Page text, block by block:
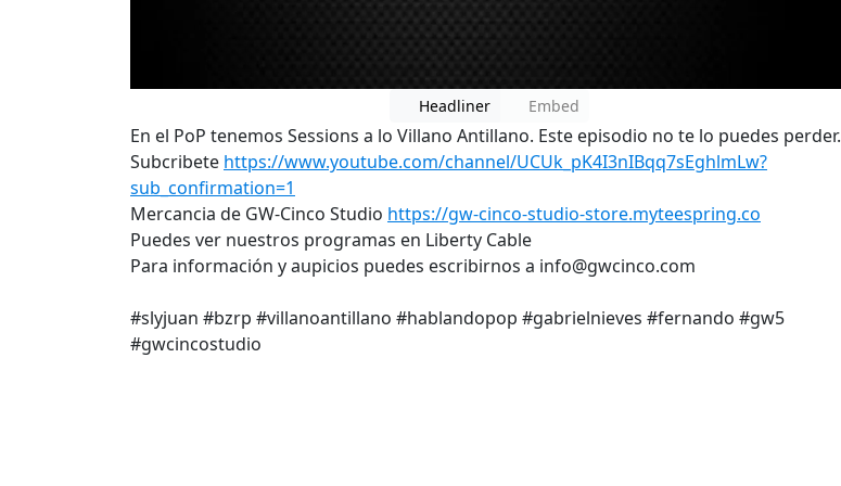
Headliner Embed
En el PoP tenemos Sessions a lo Villano Antillano. Este episodio no te lo puedes perder.
Subcribete https://www.youtube.com/channel/UCUk_pK4I3nIBqq7sEghlmLw?
sub_confirmation=1
Mercancia de GW-Cinco Studio https://gw-cinco-studio-store.myteespring.co
Puedes ver nuestros programas en Liberty Cable
Para información y aupicios puedes escribirnos a info@gwcinco.com
#slyjuan #bzrp #villanoantillano #hablandopop #gabrielnieves #fernando #gw5
#gwcincostudio